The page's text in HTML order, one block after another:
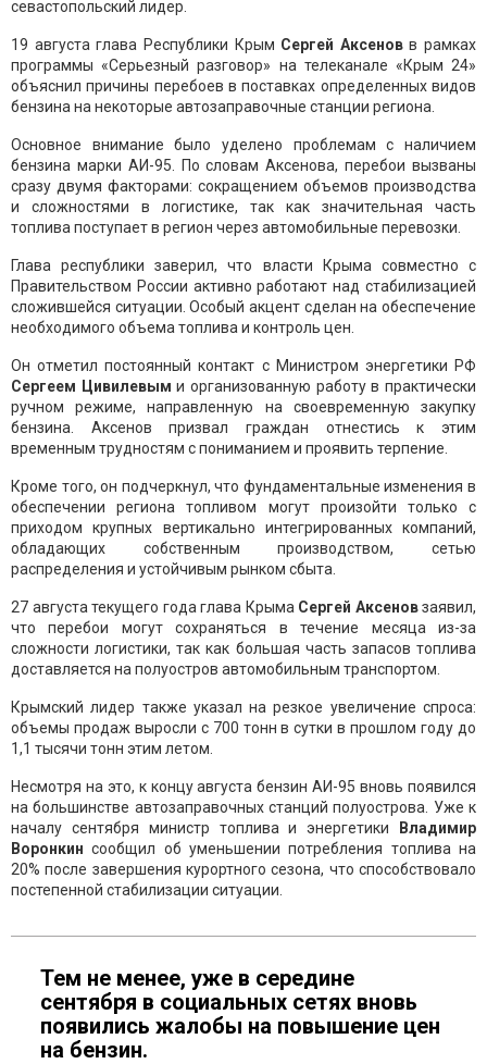
севастопольский лидер.
19 августа глава Республики Крым Сергей Аксеновв рамках
программы «Серьезный разговор» на телеканале «Крым 24»
объяснил причины перебоев в поставках определенных видов
бензина на некоторые автозаправочные станции региона.
Основное внимание было уделено проблемам с наличием
бензина марки АИ-95. По словам Аксенова, перебои вызваны
сразу двумя факторами: сокращением объемов производства
и сложностями в логистике, так как значительная часть
топлива поступает в регион через автомобильные перевозки.
Глава республики заверил, что власти Крыма совместно с
Правительством России активно работают над стабилизацией
сложившейся ситуации. Особый акцент сделан на обеспечение
необходимого объема топлива и контроль цен.
Он отметил постоянный контакт с Министром энергетики РФ
Сергеем Цивилевым и организованную работу в практически
ручном режиме, направленную на своевременную закупку
бензина. Аксенов призвал граждан отнестись к этим
временным трудностям с пониманием и проявить терпение.
Кроме того, он подчеркнул, что фундаментальные изменения в
обеспечении региона топливом могут произойти только с
приходом крупных вертикально интегрированных компаний,
обладающих собственным производством, сетью
распределения и устойчивым рынком сбыта.
27 августа текущего года глава Крыма Сергей Аксеновзаявил,
что перебои могут сохраняться в течение месяца из-за
сложности логистики, так как большая часть запасов топлива
доставляется на полуостров автомобильным транспортом.
Крымский лидер также указал на резкое увеличение спроса:
объемы продаж выросли с 700 тонн в сутки в прошлом году до
1,1 тысячи тонн этим летом.
Несмотря на это, к концу августа бензин АИ-95 вновь появился
на большинстве автозаправочных станций полуострова. Уже к
началу сентября министр топлива и энергетики
Владимир
Воронкинсообщил об уменьшении потребления топлива на
20% после завершения курортного сезона, что способствовало
постепенной стабилизации ситуации.
Тем не менее, уже в середине
сентября в социальных сетях вновь
появились жалобы на повышение цен
на бензин.